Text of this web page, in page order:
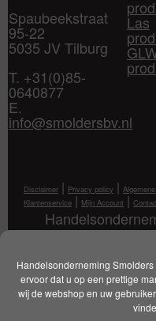
Handelsonderneming
ervoor dat u op een prettige
wij de webshop en uw
Spaubeekstraat
95-22
5035 JV Tilburg
T. +31(0)85-
0640877
E.
info@smoldersbv.nl
Las
Disclaimer | Privacy policy |
Klantenservice | Mijn Account |